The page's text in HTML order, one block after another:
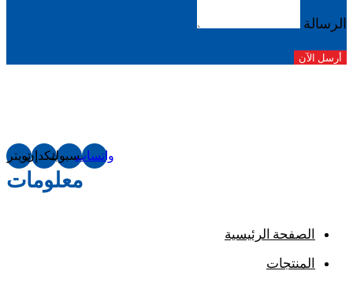
الرسالة
أرسل الآن
واتسابفيسبوكلينكدإنتويتر
معلومات
الصفحة الرئيسية
المنتجات